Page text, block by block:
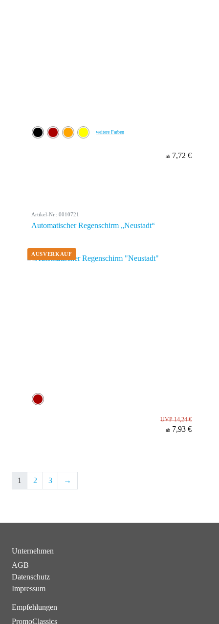
weitere Farben
ab 7,72 €
Artikel-Nr.: 0010721
Automatischer Regenschirm „Neustadt“
UVP 14,24 €
ab 7,93 €
1 2 3 →
Unternehmen
AGB
Datenschutz
Impressum
Empfehlungen
PromoClassics